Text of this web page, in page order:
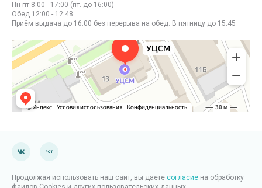
Пн-пт 8:00 - 17:00 (пт. до 16:00)
Обед 12:00 - 12:48.
Приём выдача до 16:00 без перерыва на обед. В пятницу до 15:45
Продолжая использовать наш сайт, вы даёте согласие на обработку